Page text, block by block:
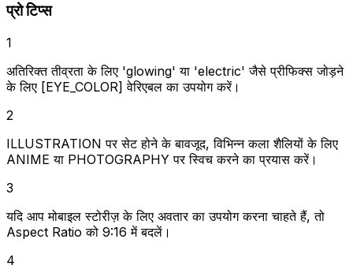
प्रो टिप्स
1
अतिरिक्त तीव्रता के लिए 'glowing' या 'electric' जैसे प्रीफिक्स जोड़ने
के लिए [EYE_COLOR] वेरिएबल का उपयोग करें।
2
ILLUSTRATION पर सेट होने के बावजूद, विभिन्न कला शैलियों के लिए
ANIME या PHOTOGRAPHY पर स्विच करने का प्रयास करें।
3
यदि आप मोबाइल स्टोरीज़ के लिए अवतार का उपयोग करना चाहते हैं, तो
Aspect Ratio को 9:16 में बदलें।
4